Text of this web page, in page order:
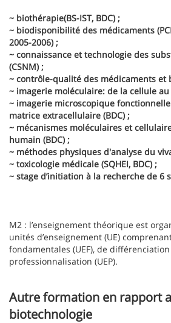
~ biothérapie(BS-IST, BDC) ;
~ biodisponibilité des médicaments
2005-2006) ;
~ connaissance et technologie des
(CSNM) ;
~ contrôle-qualité des médicaments et
~ imagerie moléculaire: de la cellule au
~ imagerie microscopique
matrice extracellulaire (BDC) ;
~ mécanismes moléculaires et
humain (BDC) ;
~ méthodes physiques d'analyse du
~ toxicologie médicale (SQHEI, BDC) ;
~ stage d’initiation à la recherche de 6
M2 : l’enseignement théorique est
unités d’enseignement (UE)
fondamentales (UEF), de différenciation
professionnalisation (UEP).
Autre formation en rapport
biotechnologie